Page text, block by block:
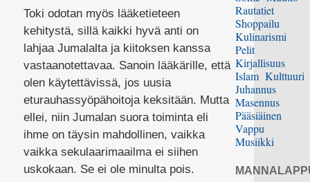
Toki odotan myös lääketieteen
kehitystä, sillä kaikki hyvä anti on
lahjaa Jumalalta ja kiitoksen kanssa
vastaanotettavaa. Sanoin lääkärille, että
olen käytettävissä, jos uusia
eturauhassyöpähoitoja keksitään. Mutta
ellei, niin Jumalan suora toiminta eli
ihme on täysin mahdollinen, vaikka
vaikka sekulaarimaailma ei siihen
uskokaan. Se ei ole minulta pois.
Rautatiet
Shoppailu
Kulinarismi
Pelit
Kirjallisuus
Islam Kulttuuri
Juhannus
Masennus
Pääsiäinen
Vappu
Musiikki